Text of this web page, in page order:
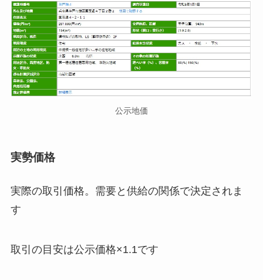
公示地価
実勢価格
実際の取引価格。需要と供給の関係で決定されま
す
取引の目安は公示価格×1.1です